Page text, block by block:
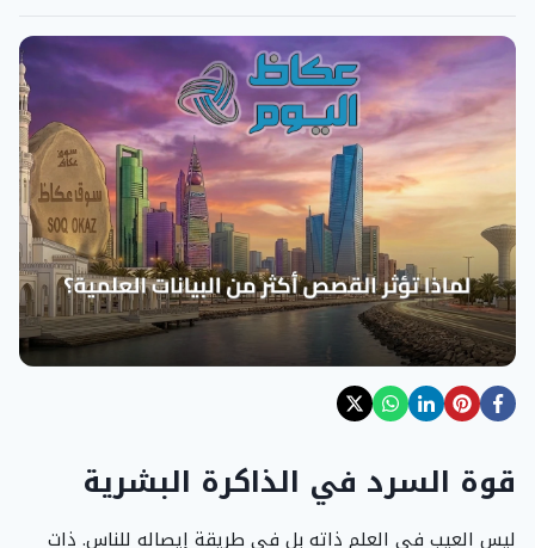
قوة السرد في الذاكرة البشرية
ليس العيب في العلم ذاته بل في طريقة إيصاله للناس. ذات